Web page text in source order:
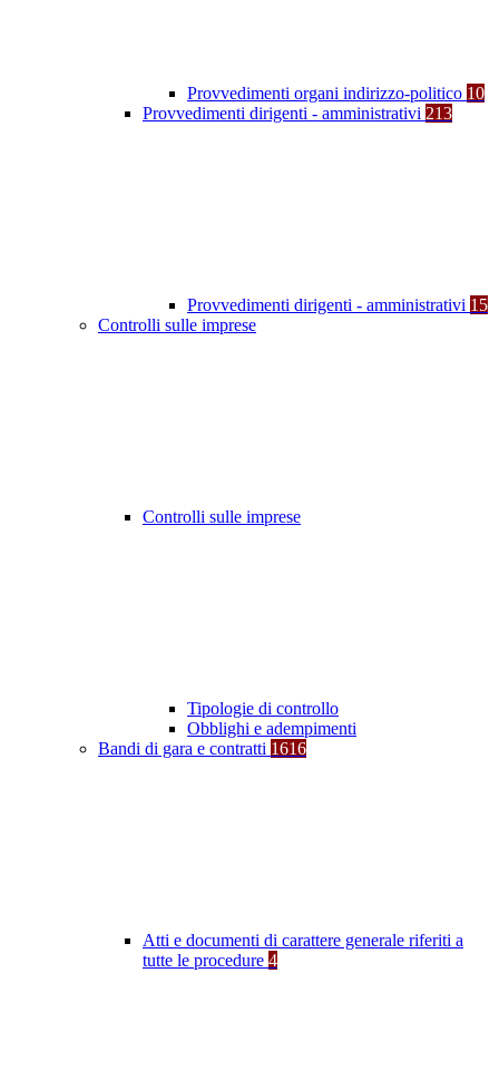
Provvedimenti organi indirizzo-politico 10
Provvedimenti dirigenti - amministrativi 213
Provvedimenti dirigenti - amministrativi 15
Controlli sulle imprese
Controlli sulle imprese
Tipologie di controllo
Obblighi e adempimenti
Bandi di gara e contratti 1616
Atti e documenti di carattere generale riferiti a
tutte le procedure 4